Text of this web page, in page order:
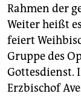
Rahmen der
Weiter heißt
feiert
Gruppe des
Gottesdienst.
Erzbischof